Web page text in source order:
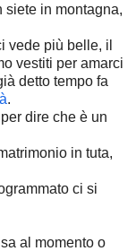
siete in montagna,
vede più belle, il
vestiti per amarci
detto tempo fa
.
dire che è un
in tuta,
ci si
al momento o